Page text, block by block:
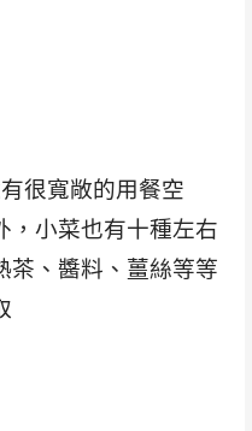
很寬敞的用餐空
，小菜也有十種左右
茶、醬料、薑絲等等